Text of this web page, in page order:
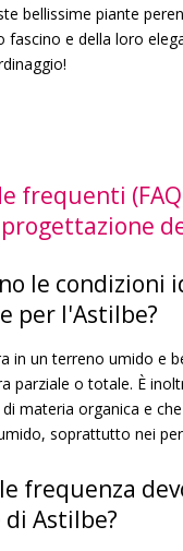
bellissime piante
fascino e della loro
frequenti
le condizioni
per l'Astilbe?
in un terreno umido e
parziale o totale. È
materia organica e
soprattutto nei
frequenza
Astilbe?